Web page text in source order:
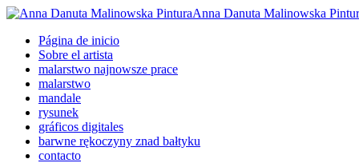
Anna Danuta Malinowska
Página de inicio
Sobre el artista
malarstwo najnowsze prace
malarstwo
mandale
rysunek
gráficos digitales
barwne rękoczyny znad bałtyku
contacto